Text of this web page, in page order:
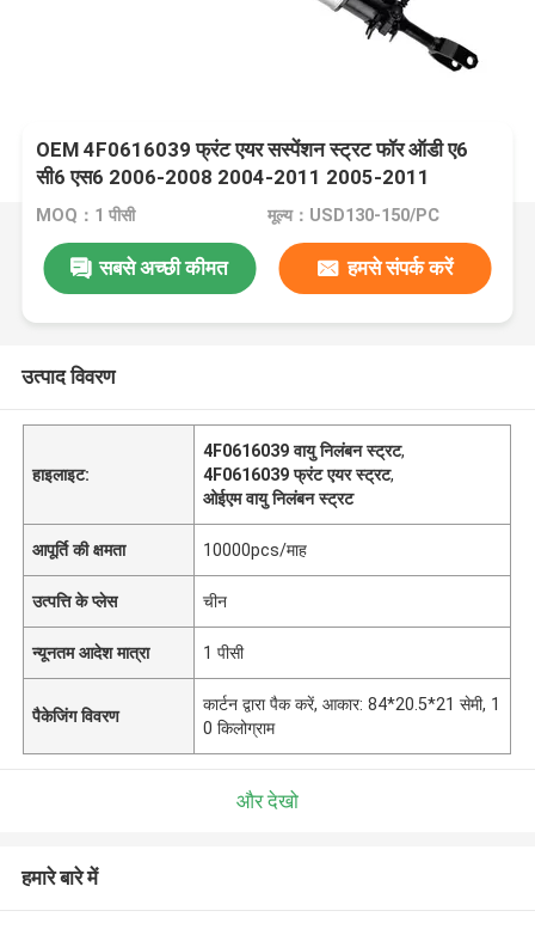
OEM 4F0616039 फ्रंट एयर सस्पेंशन स्ट्रट फॉर ऑडी ए6
सी6 एस6 2006-2008 2004-2011 2005-2011
MOQ：1 पीसी मूल्य：USD130-150/PC
सबसे अच्छी कीमत हमसे संपर्क करें
उत्पाद विवरण
हाइलाइट:
4F0616039 वायु निलंबन स्ट्रट,
4F0616039 फ्रंट एयर स्ट्रट,
ओईएम वायु निलंबन स्ट्रट
आपूर्ति की क्षमता 10000pcs/माह
उत्पत्ति के प्लेस चीन
न्यूनतम आदेश मात्रा 1 पीसी
पैकेजिंग विवरण
कार्टन द्वारा पैक करें, आकार: 84*20.5*21 सेमी, 1
0 किलोग्राम
और देखो
हमारे बारे में